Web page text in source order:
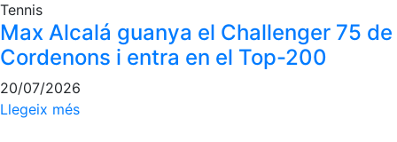
Tennis
Max Alcalá guanya el Challenger 75 de
Cordenons i entra en el Top-200
20/07/2026
Llegeix més